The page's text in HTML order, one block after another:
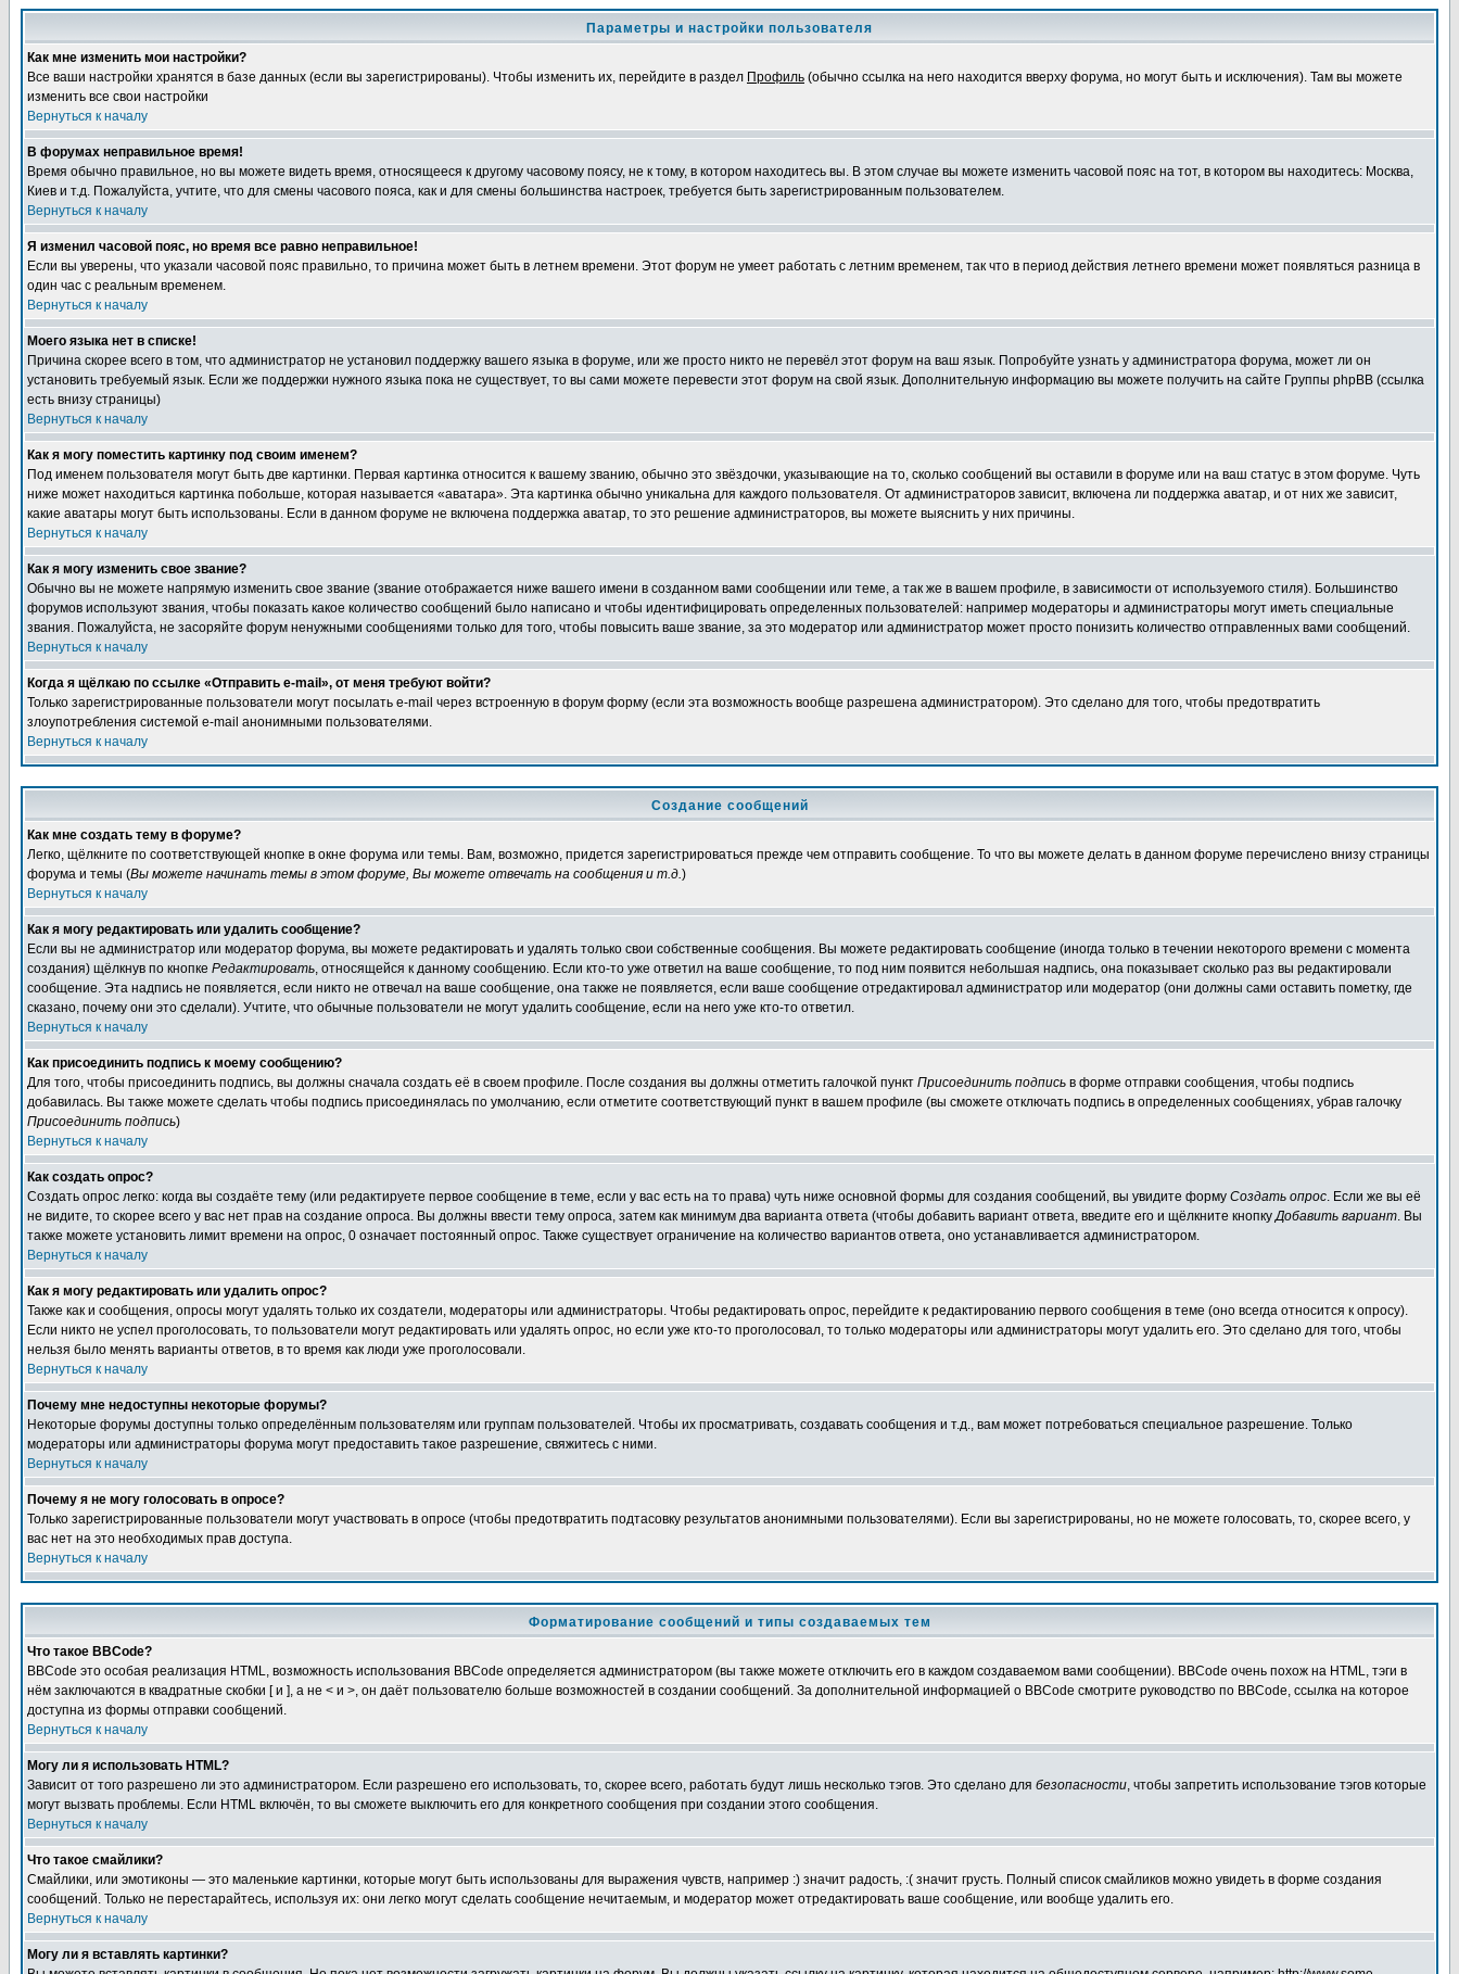
Параметры и настройки пользователя
Как мне изменить мои настройки?
Все ваши настройки хранятся в базе данных (если вы зарегистрированы). Чтобы изменить их, перейдите в раздел Профиль (обычно ссылка на него находится вверху форума, но могут быть и исключения). Там вы можете
изменить все свои настройки
Вернуться к началу
В форумах неправильное время!
Время обычно правильное, но вы можете видеть время, относящееся к другому часовому поясу, не к тому, в котором находитесь вы. В этом случае вы можете изменить часовой пояс на тот, в котором вы находитесь: Москва,
Киев и т.д. Пожалуйста, учтите, что для смены часового пояса, как и для смены большинства настроек, требуется быть зарегистрированным пользователем.
Вернуться к началу
Я изменил часовой пояс, но время все равно неправильное!
Если вы уверены, что указали часовой пояс правильно, то причина может быть в летнем времени. Этот форум не умеет работать с летним временем, так что в период действия летнего времени может появляться разница в
один час с реальным временем.
Вернуться к началу
Моего языка нет в списке!
Причина скорее всего в том, что администратор не установил поддержку вашего языка в форуме, или же просто никто не перевёл этот форум на ваш язык. Попробуйте узнать у администратора форума, может ли он
установить требуемый язык. Если же поддержки нужного языка пока не существует, то вы сами можете перевести этот форум на свой язык. Дополнительную информацию вы можете получить на сайте Группы phpBB (ссылка
есть внизу страницы)
Вернуться к началу
Как я могу поместить картинку под своим именем?
Под именем пользователя могут быть две картинки. Первая картинка относится к вашему званию, обычно это звёздочки, указывающие на то, сколько сообщений вы оставили в форуме или на ваш статус в этом форуме. Чуть
ниже может находиться картинка побольше, которая называется «аватара». Эта картинка обычно уникальна для каждого пользователя. От администраторов зависит, включена ли поддержка аватар, и от них же зависит,
какие аватары могут быть использованы. Если в данном форуме не включена поддержка аватар, то это решение администраторов, вы можете выяснить у них причины.
Вернуться к началу
Как я могу изменить свое звание?
Обычно вы не можете напрямую изменить свое звание (звание отображается ниже вашего имени в созданном вами сообщении или теме, а так же в вашем профиле, в зависимости от используемого стиля). Большинство
форумов используют звания, чтобы показать какое количество сообщений было написано и чтобы идентифицировать определенных пользователей: например модераторы и администраторы могут иметь специальные
звания. Пожалуйста, не засоряйте форум ненужными сообщениями только для того, чтобы повысить ваше звание, за это модератор или администратор может просто понизить количество отправленных вами сообщений.
Вернуться к началу
Когда я щёлкаю по ссылке «Отправить e-mail», от меня требуют войти?
Только зарегистрированные пользователи могут посылать e-mail через встроенную в форум форму (если эта возможность вообще разрешена администратором). Это сделано для того, чтобы предотвратить
злоупотребления системой e-mail анонимными пользователями.
Вернуться к началу
Создание сообщений
Как мне создать тему в форуме?
Легко, щёлкните по соответствующей кнопке в окне форума или темы. Вам, возможно, придется зарегистрироваться прежде чем отправить сообщение. То что вы можете делать в данном форуме перечислено внизу страницы
форума и темы (Вы можете начинать темы в этом форуме, Вы можете отвечать на сообщения и т.д.)
Вернуться к началу
Как я могу редактировать или удалить сообщение?
Если вы не администратор или модератор форума, вы можете редактировать и удалять только свои собственные сообщения. Вы можете редактировать сообщение (иногда только в течении некоторого времени с момента
создания) щёлкнув по кнопке Редактировать, относящейся к данному сообщению. Если кто-то уже ответил на ваше сообщение, то под ним появится небольшая надпись, она показывает сколько раз вы редактировали
сообщение. Эта надпись не появляется, если никто не отвечал на ваше сообщение, она также не появляется, если ваше сообщение отредактировал администратор или модератор (они должны сами оставить пометку, где
сказано, почему они это сделали). Учтите, что обычные пользователи не могут удалить сообщение, если на него уже кто-то ответил.
Вернуться к началу
Как присоединить подпись к моему сообщению?
Для того, чтобы присоединить подпись, вы должны сначала создать её в своем профиле. После создания вы должны отметить галочкой пункт Присоединить подпись в форме отправки сообщения, чтобы подпись
добавилась. Вы также можете сделать чтобы подпись присоединялась по умолчанию, если отметите соответствующий пункт в вашем профиле (вы сможете отключать подпись в определенных сообщениях, убрав галочку
Присоединить подпись)
Вернуться к началу
Как создать опрос?
Создать опрос легко: когда вы создаёте тему (или редактируете первое сообщение в теме, если у вас есть на то права) чуть ниже основной формы для создания сообщений, вы увидите форму Создать опрос. Если же вы её
не видите, то скорее всего у вас нет прав на создание опроса. Вы должны ввести тему опроса, затем как минимум два варианта ответа (чтобы добавить вариант ответа, введите его и щёлкните кнопкуДобавить вариант. Вы
также можете установить лимит времени на опрос, 0 означает постоянный опрос. Также существует ограничение на количество вариантов ответа, оно устанавливается администратором.
Вернуться к началу
Как я могу редактировать или удалить опрос?
Также как и сообщения, опросы могут удалять только их создатели, модераторы или администраторы. Чтобы редактировать опрос, перейдите к редактированию первого сообщения в теме (оно всегда относится к опросу).
Если никто не успел проголосовать, то пользователи могут редактировать или удалять опрос, но если уже кто-то проголосовал, то только модераторы или администраторы могут удалить его. Это сделано для того, чтобы
нельзя было менять варианты ответов, в то время как люди уже проголосовали.
Вернуться к началу
Почему мне недоступны некоторые форумы?
Некоторые форумы доступны только определённым пользователям или группам пользователей. Чтобы их просматривать, создавать сообщения и т.д., вам может потребоваться специальное разрешение. Только
модераторы или администраторы форума могут предоставить такое разрешение, свяжитесь с ними.
Вернуться к началу
Почему я не могу голосовать в опросе?
Только зарегистрированные пользователи могут участвовать в опросе (чтобы предотвратить подтасовку результатов анонимными пользователями). Если вы зарегистрированы, но не можете голосовать, то, скорее всего, у
вас нет на это необходимых прав доступа.
Вернуться к началу
Форматирование сообщений и типы создаваемых тем
Что такое BBCode?
BBCode это особая реализация HTML, возможность использования BBCode определяется администратором (вы также можете отключить его в каждом создаваемом вами сообщении). BBCode очень похож на HTML, тэги в
нём заключаются в квадратные скобки [ и ], а не < и >, он даёт пользователю больше возможностей в создании сообщений. За дополнительной информацией о BBCode смотрите руководство по BBCode, ссылка на которое
доступна из формы отправки сообщений.
Вернуться к началу
Могу ли я использовать HTML?
Зависит от того разрешено ли это администратором. Если разрешено его использовать, то, скорее всего, работать будут лишь несколько тэгов. Это сделано для безопасности, чтобы запретить использование тэгов которые
могут вызвать проблемы. Если HTML включён, то вы сможете выключить его для конкретного сообщения при создании этого сообщения.
Вернуться к началу
Что такое смайлики?
Смайлики, или эмотиконы — это маленькие картинки, которые могут быть использованы для выражения чувств, например :) значит радость, :( значит грусть. Полный список смайликов можно увидеть в форме создания
сообщений. Только не перестарайтесь, используя их: они легко могут сделать сообщение нечитаемым, и модератор может отредактировать ваше сообщение, или вообще удалить его.
Вернуться к началу
Могу ли я вставлять картинки?